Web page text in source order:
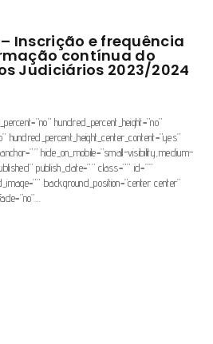
Inscrição e frequência
contínua do
Judiciários 2023/2024
hundred_percent_height=”no”
hundred_percent_height_center_content=”yes”
hide_on_mobile=”small-visibility,medium-
publish_date=”” class=”” id=””
background_position=”center center”